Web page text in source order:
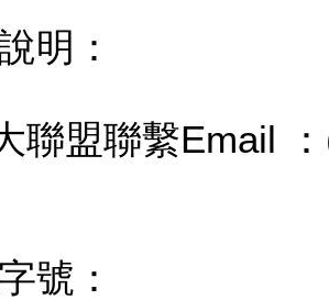
明：
聯盟聯繫Email
號：